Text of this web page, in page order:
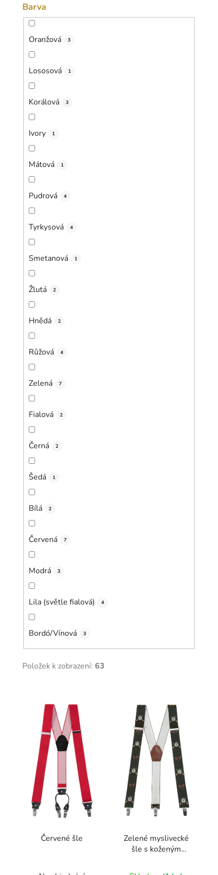
Barva
Oranžová 3
Lososová 1
Korálová 3
Ivory 1
Mátová 1
Pudrová 4
Tyrkysová 4
Smetanová 1
Žlutá 2
Hnědá 2
Růžová 4
Zelená 7
Fialová 2
Černá 2
Šedá 1
Bílá 2
Červená 7
Modrá 3
Lila (světle fialová) 4
Bordó/Vínová 3
Položek k zobrazení: 63
Červené šle
Zelené myslivecké
šle s koženým